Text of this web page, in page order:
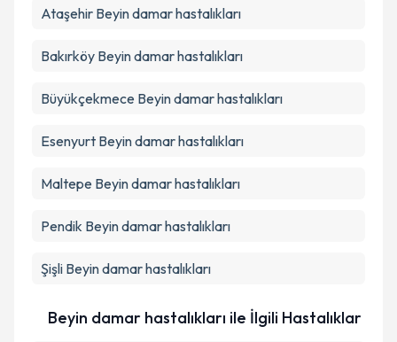
Ataşehir Beyin damar hastalıkları
Bakırköy Beyin damar hastalıkları
Büyükçekmece Beyin damar hastalıkları
Esenyurt Beyin damar hastalıkları
Maltepe Beyin damar hastalıkları
Pendik Beyin damar hastalıkları
Şişli Beyin damar hastalıkları
Beyin damar hastalıkları ile İlgili Hastalıklar